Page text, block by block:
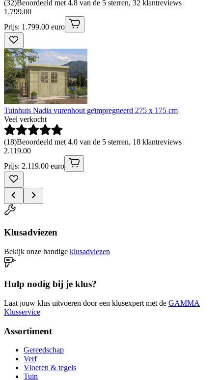
(32)Beoordeeld met 4.8 van de 5 sterren, 32 klantreviews
1 .799.00
Prijs: 1.799.00 euro
Tuinhuis Nadia vurenhout geïmpregneerd 275 x 175 cm
Veel verkocht
(18)Beoordeeld met 4.0 van de 5 sterren, 18 klantreviews
2.119.00
Prijs: 2.119.00 euro
Klusadviezen
Bekijk onze handige klusadviezen
Hulp nodig bij je klus?
Laat jouw klus uitvoeren door een klusexpert met de GAMMA
Klusservice
Assortiment
Gereedschap
Verf
Vloeren & tegels
Tuin